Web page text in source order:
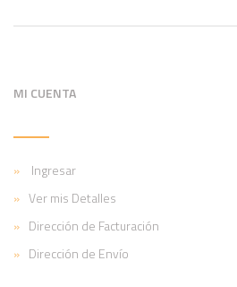
MI CUENTA
Ingresar
Ver mis Detalles
Dirección de Facturación
Dirección de Envío